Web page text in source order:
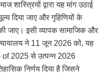
शास्त्रियों द्वारा यह मांग उठाई
दिया जाए और गृहिणियों के
जाए। इसी व्यापक सामाजिक और
ने 11 जून 2026 को, यह
of 2025 से उत्पन्न 2026
निर्णय दिया है जिसने